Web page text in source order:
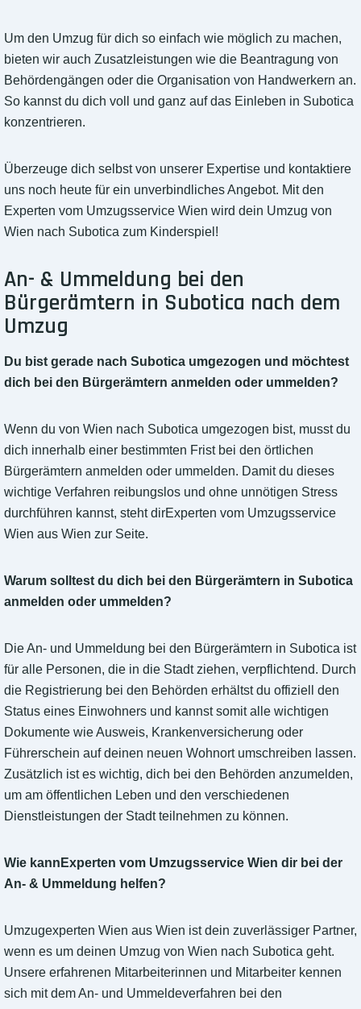
Um den Umzug für dich so einfach wie möglich zu machen,
bieten wir auch Zusatzleistungen wie die Beantragung von
Behördengängen oder die Organisation von Handwerkern an.
So kannst du dich voll und ganz auf das Einleben in Subotica
konzentrieren.
Überzeuge dich selbst von unserer Expertise und kontaktiere
uns noch heute für ein unverbindliches Angebot. Mit den
Experten vom Umzugsservice Wien wird dein Umzug von
Wien nach Subotica zum Kinderspiel!
An- & Ummeldung bei den
Bürgerämtern in Subotica nach dem
Umzug
Du bist gerade nach Subotica umgezogen und möchtest
dich bei den Bürgerämtern anmelden oder ummelden?
Wenn du von Wien nach Subotica umgezogen bist, musst du
dich innerhalb einer bestimmten Frist bei den örtlichen
Bürgerämtern anmelden oder ummelden. Damit du dieses
wichtige Verfahren reibungslos und ohne unnötigen Stress
durchführen kannst, steht dirExperten vom Umzugsservice
Wien aus Wien zur Seite.
Warum solltest du dich bei den Bürgerämtern in Subotica
anmelden oder ummelden?
Die An- und Ummeldung bei den Bürgerämtern in Subotica ist
für alle Personen, die in die Stadt ziehen, verpflichtend. Durch
die Registrierung bei den Behörden erhältst du offiziell den
Status eines Einwohners und kannst somit alle wichtigen
Dokumente wie Ausweis, Krankenversicherung oder
Führerschein auf deinen neuen Wohnort umschreiben lassen.
Zusätzlich ist es wichtig, dich bei den Behörden anzumelden,
um am öffentlichen Leben und den verschiedenen
Dienstleistungen der Stadt teilnehmen zu können.
Wie kannExperten vom Umzugsservice Wien dir bei der
An- & Ummeldung helfen?
Umzugexperten Wien aus Wien ist dein zuverlässiger Partner,
wenn es um deinen Umzug von Wien nach Subotica geht.
Unsere erfahrenen Mitarbeiterinnen und Mitarbeiter kennen
sich mit dem An- und Ummeldeverfahren bei den